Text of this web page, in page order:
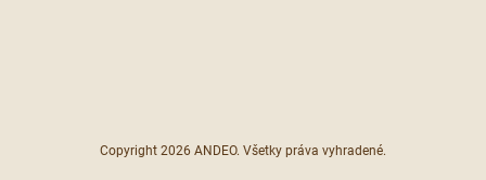
Copyright 2026 ANDEO. Všetky práva vyhradené.